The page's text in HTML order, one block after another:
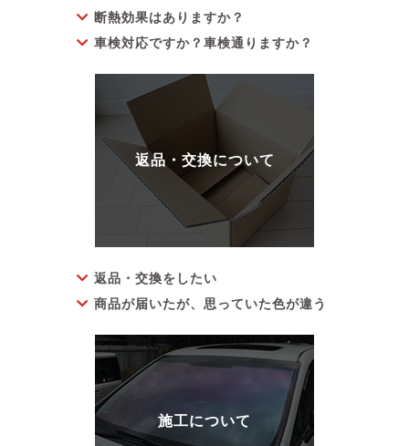
断熱効果はありますか？
車検対応ですか？車検通りますか？
返品・交換をしたい
商品が届いたが、思っていた色が違う